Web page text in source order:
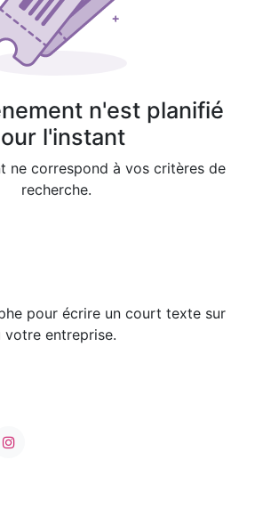
n'est planifié
l'instant
ne correspond à vos critères de
recherche.
pour écrire un court texte sur
votre entreprise.